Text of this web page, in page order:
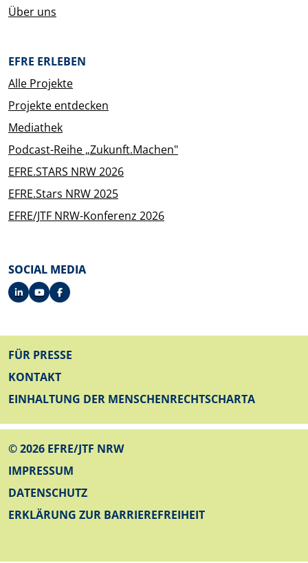
Über uns
EFRE ERLEBEN
Alle Projekte
Projekte entdecken
Mediathek
Podcast-Reihe „Zukunft.Machen"
EFRE.STARS NRW 2026
EFRE.Stars NRW 2025
EFRE/JTF NRW-Konferenz 2026
SOCIAL MEDIA
FUSSZEILE
FÜR PRESSE
KONTAKT
EINHALTUNG DER MENSCHENRECHTSCHARTA
© 2026 EFRE/JTF NRW
FUSSZEILE UNTEN
IMPRESSUM
DATENSCHUTZ
ERKLÄRUNG ZUR BARRIEREFREIHEIT